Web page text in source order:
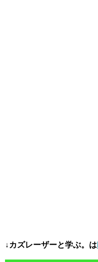
↓カズレーザーと学ぶ。は